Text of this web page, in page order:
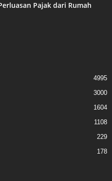
Pajak dari Rumah
4995
3000
1604
1108
229
178